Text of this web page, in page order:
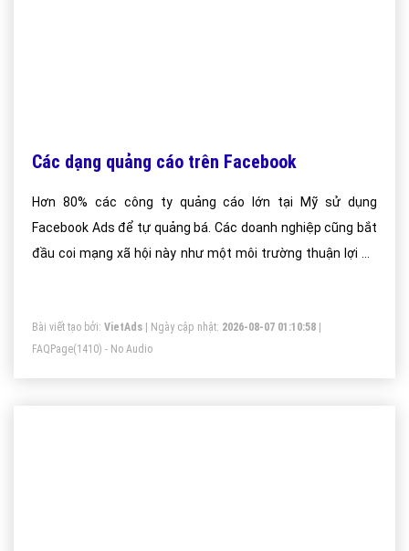
Các dạng quảng cáo trên Facebook
Hơn 80% các công ty quảng cáo lớn tại Mỹ sử dụng
Facebook Ads để tự quảng bá. Các doanh nghiệp cũng bắt
đầu coi mạng xã hội này như một môi trường thuận lợi để
Bài viết tạo bởi: VietAds | Ngày cập nhật: 2026-08-07 01:10:58
FAQPage(1410) - No Audio